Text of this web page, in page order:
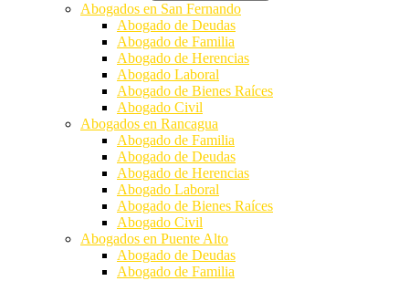
Abogados en San Fernando
Abogado de Deudas
Abogado de Familia
Abogado de Herencias
Abogado Laboral
Abogado de Bienes Raíces
Abogado Civil
Abogados en Rancagua
Abogado de Familia
Abogado de Deudas
Abogado de Herencias
Abogado Laboral
Abogado de Bienes Raíces
Abogado Civil
Abogados en Puente Alto
Abogado de Deudas
Abogado de Familia